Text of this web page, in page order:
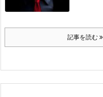
記事を読む